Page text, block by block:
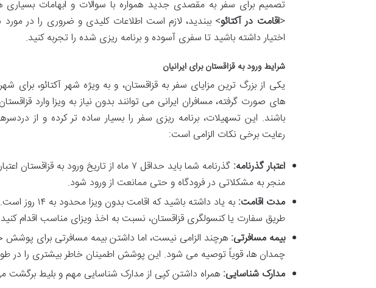
تصمیم برای سفر به مقصدی جدید همواره با سوالات و ابهامات
<اقامت در آکتائو> ببندید، لازم است اطلاعات کلیدی و ضروری را در
اختیار داشته باشید تا سفری آسوده و برنامه ریزی شده را تجربه کنید.
شرایط ورود به قزاقستان برای ایرانیان
یکی از بزرگ ترین مزایای سفر به قزاقستان، و به ویژه شهر آکتائو، برای
باشند. این تسهیلات، برنامه ریزی سفر را بسیار ساده تر کرده و از
رعایت برخی نکات الزامی است:
اعتبار گذرنامه:
گذرنامه شما باید حداقل ۷ ماه از تاریخ
منجر به مشکلاتی در فرودگاه و حتی ممانعت از ورود شود.
مدت اقامت:
به یاد داشته
طریق سفارت یا کنسولگری قزاقستان، نسبت به اخذ ویزای مناسب اقدام
بیمه مسافرتی: هرچند الزامی نیست، اما داشتن بیمه مسافرتی برای
چمدان ها، قویاً توصیه می شود. این پوشش اطمینان خاطر بیشتری را در
مدارک شناسایی: همراه داشتن کپی از مدارک شناسایی مهم و بلیط برگشت